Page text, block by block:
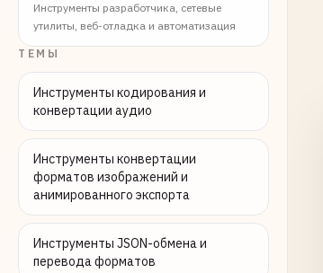
Инструменты разработчика, сетевые
утилиты, веб-отладка и автоматизация
ТЕМЫ
Инструменты кодирования и
конвертации аудио
Инструменты конвертации
форматов изображений и
анимированного экспорта
Инструменты JSON-обмена и
перевода форматов